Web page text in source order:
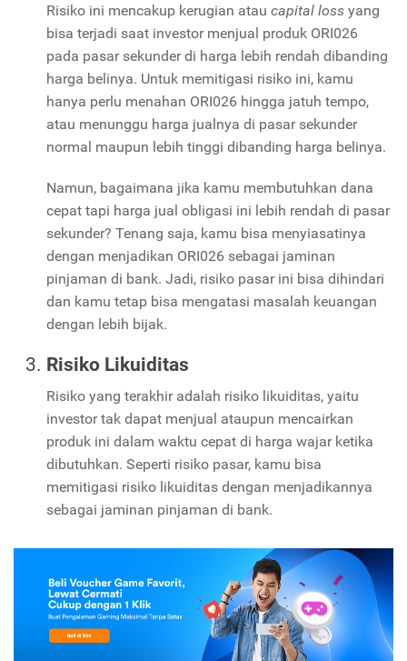
Risiko ini mencakup kerugian atau capital loss yang
bisa terjadi saat investor menjual produk ORI026
pada pasar sekunder di harga lebih rendah dibanding
harga belinya. Untuk memitigasi risiko ini, kamu
hanya perlu menahan ORI026 hingga jatuh tempo,
atau menunggu harga jualnya di pasar sekunder
normal maupun lebih tinggi dibanding harga belinya.
Namun, bagaimana jika kamu membutuhkan dana
cepat tapi harga jual obligasi ini lebih rendah di pasar
sekunder? Tenang saja, kamu bisa menyiasatinya
dengan menjadikan ORI026 sebagai jaminan
pinjaman di bank. Jadi, risiko pasar ini bisa dihindari
dan kamu tetap bisa mengatasi masalah keuangan
dengan lebih bijak.
Risiko Likuiditas
Risiko yang terakhir adalah risiko likuiditas, yaitu
investor tak dapat menjual ataupun mencairkan
produk ini dalam waktu cepat di harga wajar ketika
dibutuhkan. Seperti risiko pasar, kamu bisa
memitigasi risiko likuiditas dengan menjadikannya
sebagai jaminan pinjaman di bank.